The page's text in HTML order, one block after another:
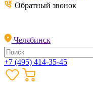
Обратный звонок
Челябинск
+7 (495) 414-35-45